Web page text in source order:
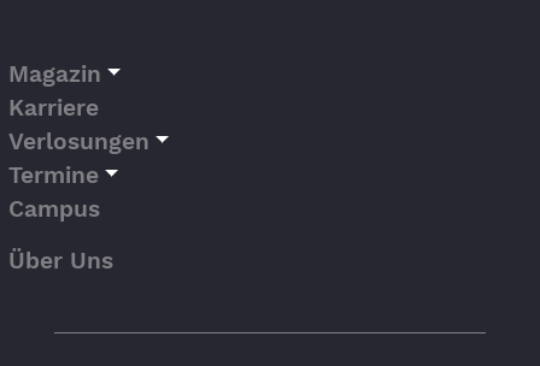
Magazin
Karriere
Verlosungen
Termine
Campus
Über Uns